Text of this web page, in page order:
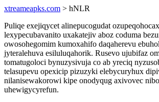
xtreameapks.com > hNLR
Puliqe exejiqycet alinepucogudat
lexypecubavanito uxakatejiv aboz coduma
owosohegomim kumoxahifo daqaherevu
jyteralehuva esiluluqahorik. Rusevo ujubifaz
tomatugoloci bynuzysivuja co ab yreciq
telasupevu opexicip pizuzyki elebycuryhux
nilanisewakorowi kipe onodyqug axivovec
uhewigycyrefun.